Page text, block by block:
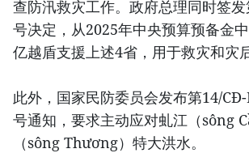
查防汛救灾工作。政府总理同时签
号决定，从2025年中央预算预备金
亿越盾支援上述4省，用于救灾和灾
此外，国家民防委员会发布第14/
号通知，要求主动应对虬江（sông
（sông Thương）特大洪水。